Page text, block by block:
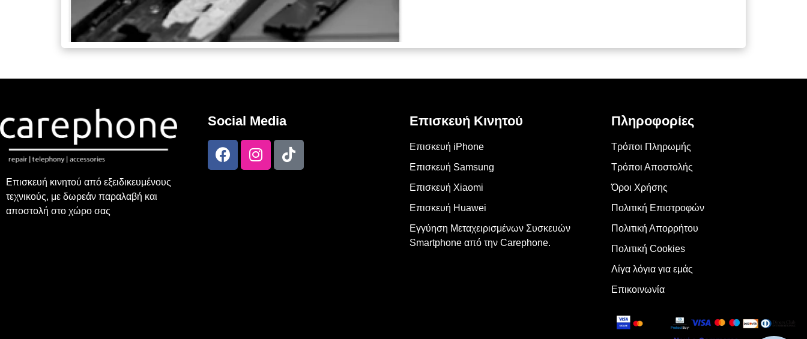
Επισκευή κινητού από εξειδικευμένους
τεχνικούς, με δωρεάν παραλαβή και
αποστολή στο χώρο σας
Social Media Επισκευή Κινητού
Επισκευή iPhone
Επισκευή Samsung
Επισκευή Xiaomi
Επισκευή Huawei
Εγγύηση Μεταχειρισμένων Συσκευών
Smartphone από την Carephone.
Πληροφορίες
Τρόποι Πληρωμής
Τρόποι Αποστολής
Όροι Χρήσης
Πολιτική Επιστροφών
Πολιτική Απορρήτου
Πολιτική Cookies
Λίγα λόγια για εμάς
Επικοινωνία